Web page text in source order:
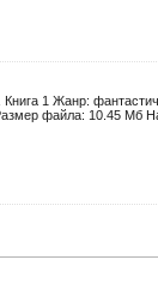
1 Жанр:
файла: 10.45 Мб